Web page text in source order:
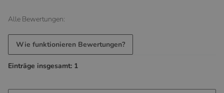
Alle Bewertungen:
Wie funktionieren Bewertungen?
Einträge insgesamt: 1